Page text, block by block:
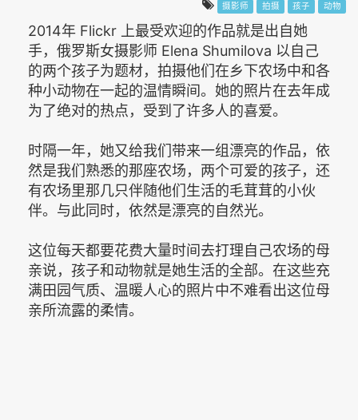
摄影师 拍摄 孩子 动物
2014年 Flickr 上最受欢迎的作品就是出自她
手，俄罗斯女摄影师 Elena Shumilova 以自己
的两个孩子为题材，拍摄他们在乡下农场中和各
种小动物在一起的温情瞬间。她的照片在去年成
为了绝对的热点，受到了许多人的喜爱。
时隔一年，她又给我们带来一组漂亮的作品，依
然是我们熟悉的那座农场，两个可爱的孩子，还
有农场里那几只伴随他们生活的毛茸茸的小伙
伴。与此同时，依然是漂亮的自然光。
这位每天都要花费大量时间去打理自己农场的母
亲说，孩子和动物就是她生活的全部。在这些充
满田园气质、温暖人心的照片中不难看出这位母
亲所流露的柔情。